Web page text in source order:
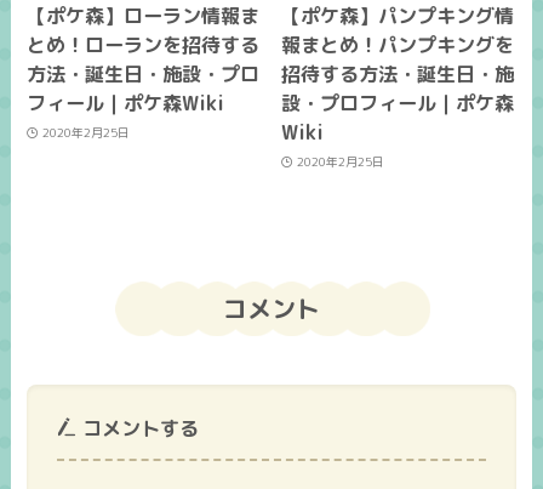
【ポケ森】ローラン情報ま
とめ！ローランを招待する
方法・誕生日・施設・プロ
フィール｜ポケ森Wiki
2020年2月25日
【ポケ森】パンプキング情
報まとめ！パンプキングを
招待する方法・誕生日・施
設・プロフィール｜ポケ森
Wiki
2020年2月25日
コメント
コメントする